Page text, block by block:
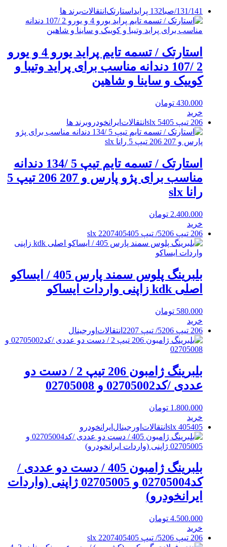
131/141/صبا 132 پراید استارتک انتقالاتبرند ها
استارتک / تسمه تایم پراید یورو 4 و یورو
2 /107 دندانه مناسب برای پراید وتیبا و
کوییک و ساینا و شاهین
430.000 تومان
خرید
206 تیپ 5
405 slx انتقالات ایرانخودروبرند ها
استارتک / تسمه تایم تیپ 5 /134 دندانه
مناسب برای پژو پارس و 207 206 تیپ 5
رانا slx
2.400.000 تومان
خرید
206 تیپ 5
206/ تیپ 2 207405405 slx
بلبرینگ پلوس سمند پارس 405 / ایساکو
اصلی kdk زاپنی واردات ایساکو
580.000 تومان
خرید
206 تیپ 5
206/ تیپ 2 207 انتقالات اورجینال
بلبرینگ ژامبون 206 تیپ 2 / دست دو
عددی /کد02705002 و 02705008
1.800.000 تومان
خرید
405405 slx انتقالات اورجینال ایرانخودرو
بلبرینگ ژامبون 405 / دست دو عددی /
کد02705004 و 02705005 ژاپنی (واردات
ایرانخودرو)
4.500.000 تومان
خرید
206 تیپ 5
206/ تیپ 2 207405405 slx